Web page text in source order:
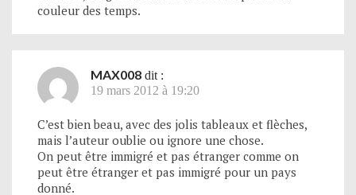
couleur des temps.
MAX008 dit :
19 mars 2012 à 19:20
C’est bien beau, avec des jolis tableaux et flèches,
mais l’auteur oublie ou ignore une chose.
On peut être immigré et pas étranger comme on
peut être étranger et pas immigré pour un pays
donné.